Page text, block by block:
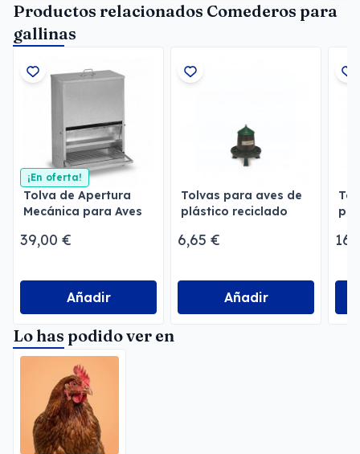
Productos relacionados Comederos para
gallinas
¡En oferta!
Tolva de Apertura
Mecánica para Aves
39,00 €
Añadir
Tolvas para aves de
plástico reciclado
6,65 €
Añadir
Lo has podido ver en